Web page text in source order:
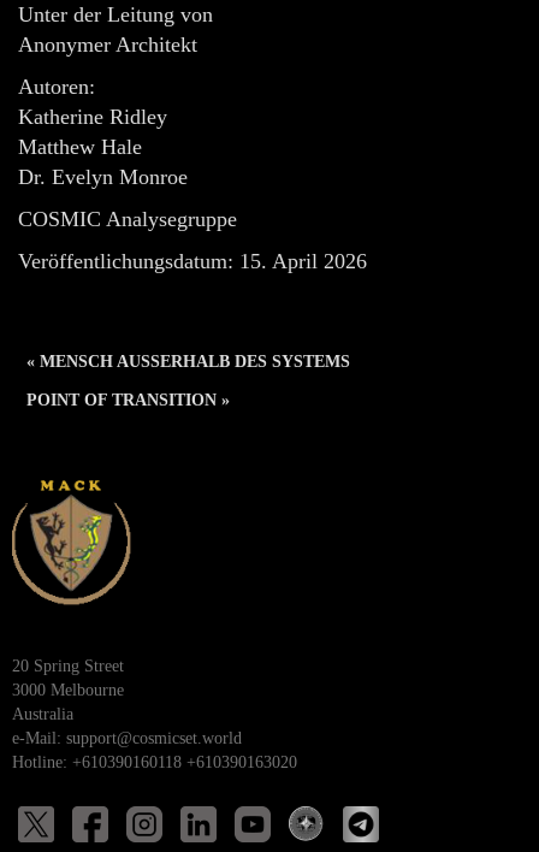
Unter der Leitung von
Anonymer Architekt
Autoren:
Katherine Ridley
Matthew Hale
Dr. Evelyn Monroe
COSMIC Analysegruppe
Veröffentlichungsdatum: 15. April 2026
« MENSCH AUSSERHALB DES SYSTEMS
POINT OF TRANSITION »
20 Spring Street
3000 Melbourne
Australia
e-Mail: support@cosmicset.world
Hotline: +610390160118 +610390163020